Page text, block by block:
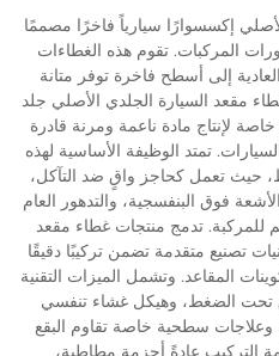
إكسسوارًا سيارياً فاخرًا مصممًا
المركبات. تقوم هذه الغطاءات
إلى أسطح فاخرة توفر متانة
مقعد السيارة الجلدي الأصلي جلد
لإنتاج مادة ناعمة ومرنة قادرة
تمتد الوظيفة الأساسية لهذه
حيث تعمل كحاجز واقٍ ضد التآكل،
فوق البنفسجية، والتدهور العام
للمركبة. تدمج منتجات غطاء مقعد
تصنيع متقدمة تضمن تركيبًا دقيقًا
المقاعد. وتشمل الميزات التقنية
تحت الضغط، وهيكل غشاء تنفسي
سطحية خاصة تقاوم البقع
التركيب عادةً أحزمة مطاطية،